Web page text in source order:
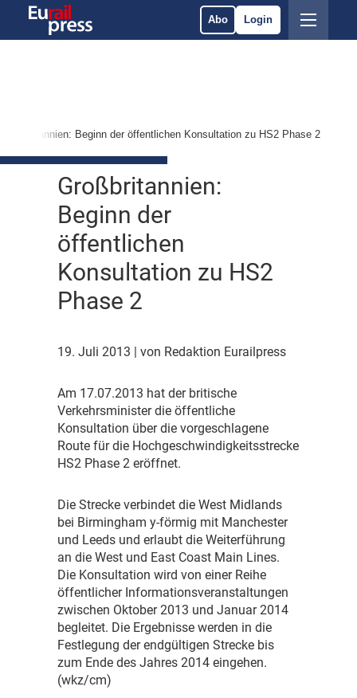
Abo Login
Großbritannien: Beginn der öffentlichen Konsultation zu HS2 Phase 2
Großbritannien:
Beginn der
öffentlichen
Konsultation zu HS2
Phase 2
19. Juli 2013 | von Redaktion Eurailpress
Am 17.07.2013 hat der britische
Verkehrsminister die öffentliche
Konsultation über die vorgeschlagene
Route für die Hochgeschwindigkeitsstrecke
HS2 Phase 2 eröffnet.
Die Strecke verbindet die West Midlands
bei Birmingham y-förmig mit Manchester
und Leeds und erlaubt die Weiterführung
an die West und East Coast Main Lines.
Die Konsultation wird von einer Reihe
öffentlicher Informationsveranstaltungen
zwischen Oktober 2013 und Januar 2014
begleitet. Die Ergebnisse werden in die
Festlegung der endgültigen Strecke bis
zum Ende des Jahres 2014 eingehen.
(wkz/cm)